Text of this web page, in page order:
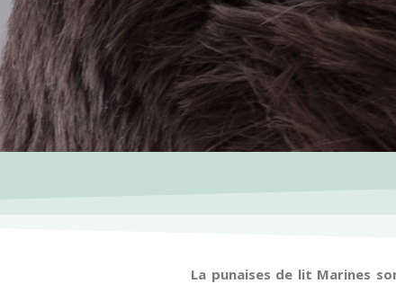
La punaises de lit Marines